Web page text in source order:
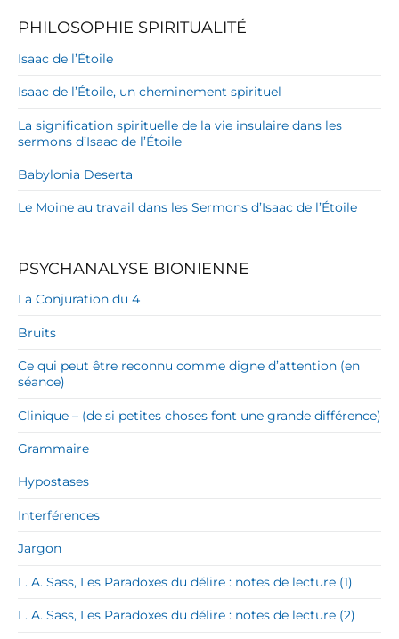
PHILOSOPHIE SPIRITUALITÉ
Isaac de l’Étoile
Isaac de l’Étoile, un cheminement spirituel
La signification spirituelle de la vie insulaire dans les
sermons d’Isaac de l’Étoile
Babylonia Deserta
Le Moine au travail dans les Sermons d’Isaac de l’Étoile
PSYCHANALYSE BIONIENNE
La Conjuration du 4
Bruits
Ce qui peut être reconnu comme digne d’attention (en
séance)
Clinique – (de si petites choses font une grande différence)
Grammaire
Hypostases
Interférences
Jargon
L. A. Sass, Les Paradoxes du délire : notes de lecture (1)
L. A. Sass, Les Paradoxes du délire : notes de lecture (2)